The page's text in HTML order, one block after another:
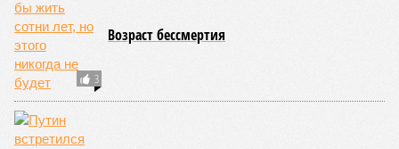
3
Возраст бессмертия